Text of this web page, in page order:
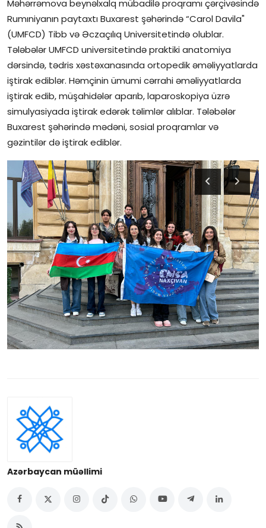
Məhərrəmova beynəlxalq mübadilə proqramı çərçivəsində
Rumıniyanın paytaxtı Buxarest şəhərində “Carol Davila"
(UMFCD) Tibb və Əczaçılıq Universitetində olublar.
Tələbələr UMFCD universitetində praktiki anatomiya
dərsində, tədris xəstəxanasında ortopedik əməliyyatlarda
iştirak ediblər. Həmçinin ümumi cərrahi əməliyyatlarda
iştirak edib, müşahidələr aparıb, laparoskopiya üzrə
simulyasiyada iştirak edərək təlimlər alıblar. Tələbələr
Buxarest şəhərində mədəni, sosial proqramlar və
gəzintilər də iştirak ediblər.
Azərbaycan müəllimi